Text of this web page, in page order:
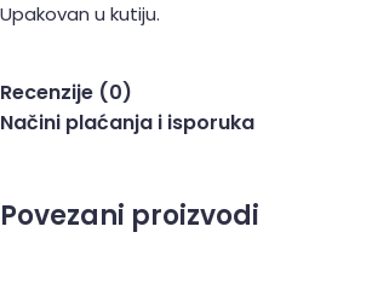
Upakovan u kutiju.
Recenzije (0)
Načini plaćanja i isporuka
Povezani proizvodi